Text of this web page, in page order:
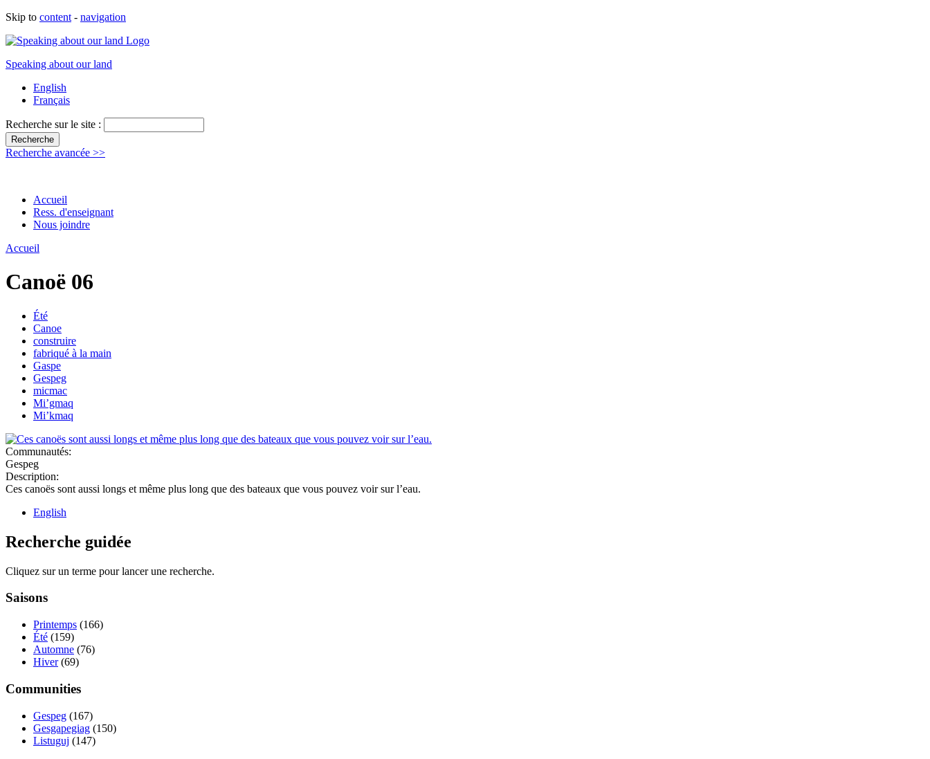
Skip to content - navigation
Speaking about our land
English
Français
Recherche sur le site :
Recherche avancée >>
Accueil
Ress. d'enseignant
Nous joindre
Accueil
Canoë 06
Été
Canoe
construire
fabriqué à la main
Gaspe
Gespeg
micmac
Mi’gmaq
Mi’kmaq
Communautés:
Gespeg
Description:
Ces canoës sont aussi longs et même plus long que des bateaux que vous pouvez voir sur l’eau.
English
Recherche guidée
Cliquez sur un terme pour lancer une recherche.
Saisons
Printemps (166)
Été (159)
Automne (76)
Hiver(69)
Communities
Gespeg (167)
Gesgapegiag (150)
Listuguj (147)